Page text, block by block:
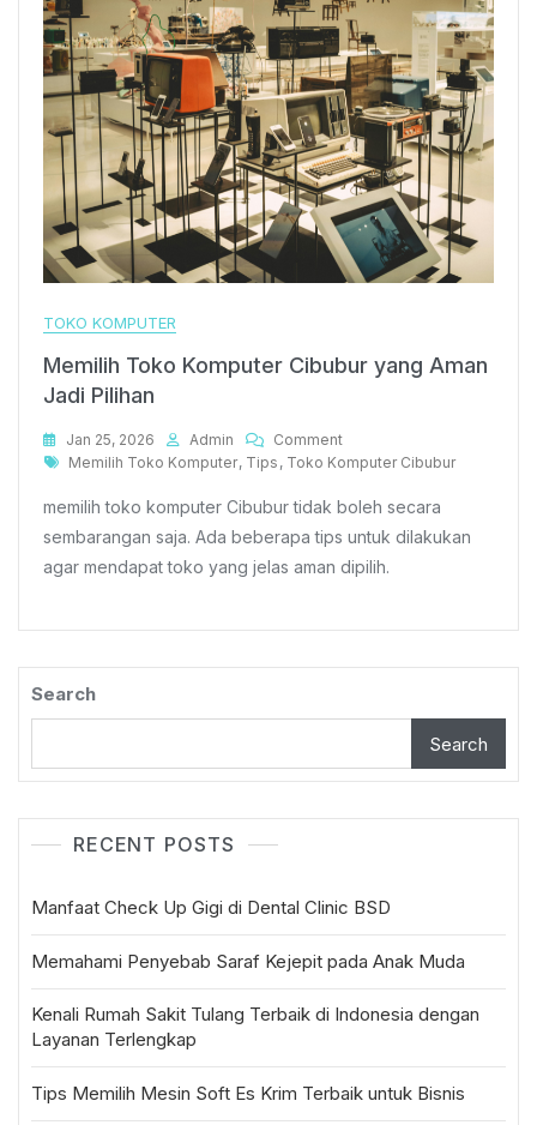
TOKO KOMPUTER
Memilih Toko Komputer Cibubur yang Aman
Jadi Pilihan
Jan 25, 2026 Admin CommentOn
Memilih
Komputer
Cibubur
Aman
Tags
Memilih Toko Komputer, Tips , Toko Komputer Cibubur
memilih toko komputer Cibubur tidak boleh secara
sembarangan saja. Ada beberapa tips untuk dilakukan
agar mendapat toko yang jelas aman dipilih.
Search
Search
RECENT POSTS
Manfaat Check Up Gigi di Dental Clinic BSD
Memahami Penyebab Saraf Kejepit pada Anak Muda
Kenali Rumah Sakit Tulang Terbaik di Indonesia dengan
Layanan Terlengkap
Tips Memilih Mesin Soft Es Krim Terbaik untuk Bisnis